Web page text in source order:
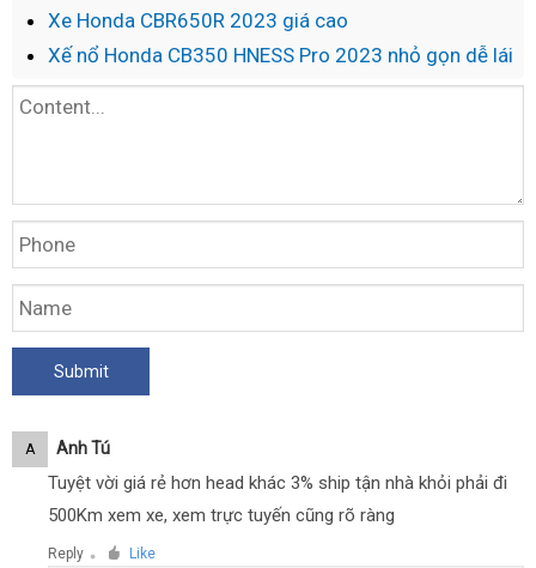
Xe Honda CBR650R 2023 giá cao
Xế nổ Honda CB350 HNESS Pro 2023 nhỏ gọn dễ lái
A Anh Tú
Tuyệt vời giá rẻ hơn head khác 3% ship tận nhà khỏi phải đi
500Km xem xe, xem trực tuyến cũng rõ ràng
Reply ● Like